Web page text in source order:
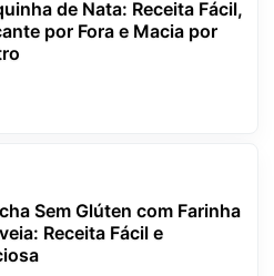
de Nata: Receita Fácil,
por Fora e Macia por
Sem Glúten com Farinha
Receita Fácil e